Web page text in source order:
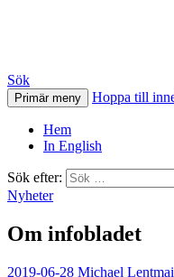
Sök
Primär meny Hoppa till
Hem
In English
Sök efter:
Nyheter
Om infobladet
2019-06-28 Michael